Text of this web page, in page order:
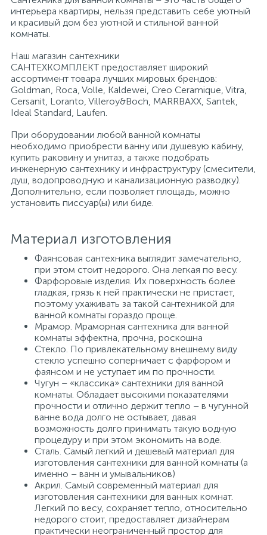
интерьера квартиры, нельзя представить себе уютный
и красивый дом без уютной и стильной ванной
комнаты.
Наш магазин сантехники
САНТЕХКОМПЛЕКТ предоставляет широкий
ассортимент товара лучших мировых брендов:
Goldman, Roca, Volle, Kaldewei, Creo Ceramique, Vitra,
Cersanit, Loranto, Villeroy&Boch, MARRBAXX, Santek,
Ideal Standard, Laufen.
При оборудовании любой ванной комнаты
необходимо приобрести ванну или душевую кабину,
купить раковину и унитаз, а также подобрать
инженерную сантехнику и инфраструктуру (смесители,
душ, водопроводную и канализационную разводку).
Дополнительно, если позволяет площадь, можно
установить писсуар(ы) или биде.
Материал изготовления
Фаянсовая сантехника выглядит замечательно,
при этом стоит недорого. Она легкая по весу.
Фарфоровые изделия. Их поверхность более
гладкая, грязь к ней практически не пристает,
поэтому ухаживать за такой сантехникой для
ванной комнаты гораздо проще.
Мрамор. Мраморная сантехника для ванной
комнаты эффектна, прочна, роскошна
Стекло. По привлекательному внешнему виду
стекло успешно соперничает с фарфором и
фаянсом и не уступает им по прочности.
Чугун – «классика» сантехники для ванной
комнаты. Обладает высокими показателями
прочности и отлично держит тепло – в чугунной
ванне вода долго не остывает, давая
возможность долго принимать такую водную
процедуру и при этом экономить на воде.
Сталь. Самый легкий и дешевый материал для
изготовления сантехники для ванной комнаты (а
именно – ванн и умывальников)
Акрил. Самый современный материал для
изготовления сантехники для ванных комнат.
Легкий по весу, сохраняет тепло, относительно
недорого стоит, предоставляет дизайнерам
практически неограниченный простор для
Полотенцесушители
Душевые трапы
Сифоны и выпуски
Аксессуары для ванной
Системы контроля протечки воды